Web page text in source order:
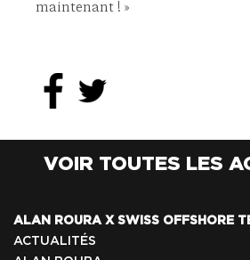
maintenant ! »
VOIR TOUTES LES
ALAN ROURA X SWISS OFFSHORE
ACTUALITÉS